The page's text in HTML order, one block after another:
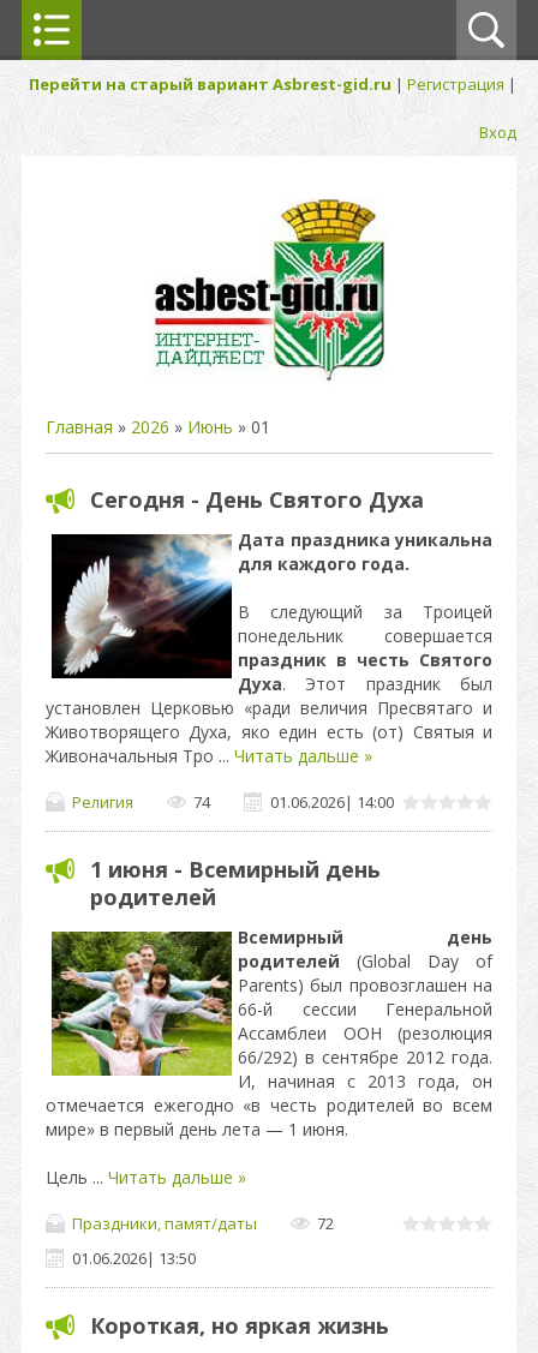
Перейти на старый вариант Asbrest-gid.ru | Регистрация |
Вход
Главная » 2026 » Июнь » 01
Сегодня - День Святого Духа
Дата праздника уникальна
для каждого года.
В следующий за Троицей
понедельник совершается
праздник в честь Святого
Духа. Этот праздник был
установлен Церковью «ради величия Пресвятаго и
Животворящего Духа, яко един есть (от) Святыя и
Живоначальныя Тро ... Читать дальше »
Религия 74 01.06.2026| 14:00
1 июня - Всемирный день
родителей
Всемирный день
родителей (Global Day of
Parents) был провозглашен на
66-й сессии Генеральной
Ассамблеи ООН (резолюция
66/292) в сентябре 2012 года.
И, начиная с 2013 года, он
отмечается ежегодно «в честь родителей во всем
мире» в первый день лета — 1 июня.
Цель ... Читать дальше »
Праздники, памят/даты
72
01.06.2026| 13:50
Короткая, но яркая жизнь